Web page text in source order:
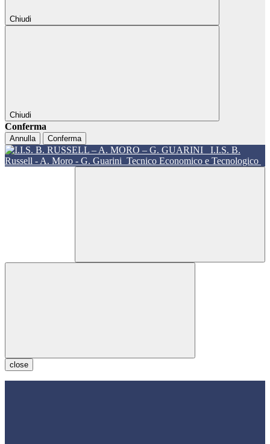
Chiudi
Chiudi
Conferma
Annulla Conferma
I.I.S. B.
Russell - A. Moro - G. Guarini Tecnico Economico e Tecnologico
close